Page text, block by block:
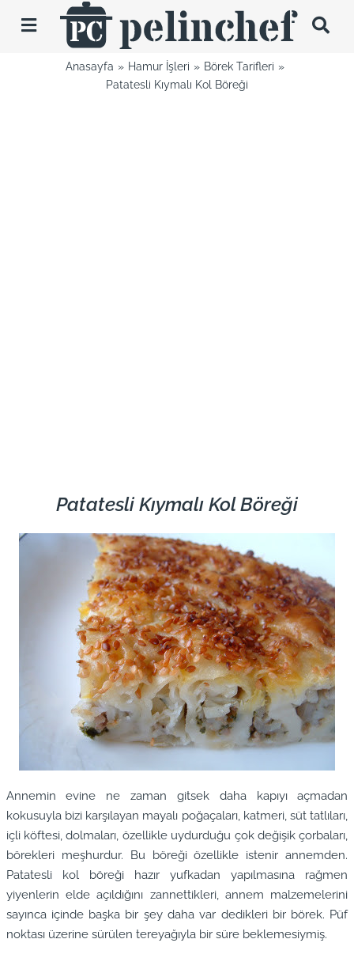
Toggle
Navigation
TariflerAnasayfa Hamur İşleri
Börek Tarifleri
Patatesli Kıymalı Kol Böreği
Patatesli Kıymalı Kol Böreği
Annemin evine ne zaman gitsek daha kapıyı açmadan
kokusuyla bizi karşılayan mayalı poğaçaları, katmeri, süt tatlıları,
içli köftesi, dolmaları, özellikle uydurduğu çok değişik çorbaları,
börekleri meşhurdur. Bu böreği özellikle istenir annemden.
Patatesli kol böreği hazır yufkadan yapılmasına rağmen
yiyenlerin elde açıldığını zannettikleri, annem malzemelerini
sayınca içinde başka bir şey daha var dedikleri bir börek. Püf
noktası üzerine sürülen tereyağıyla bir süre beklemesiymiş.